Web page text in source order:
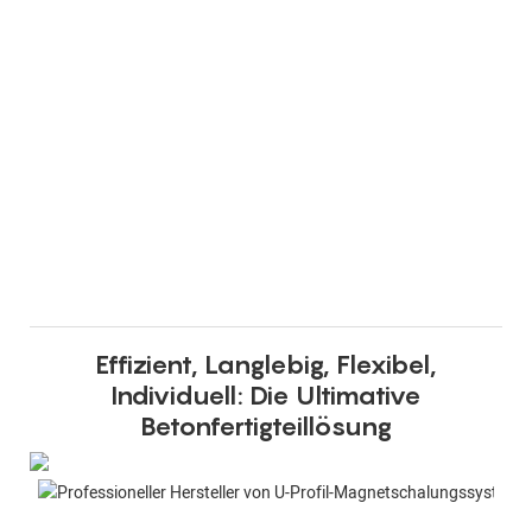
Effizient, Langlebig, Flexibel,
Individuell: Die Ultimative
Betonfertigteillösung